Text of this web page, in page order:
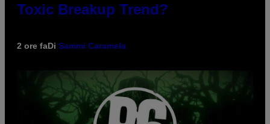
Toxic Breakup Trend?
2 ore faDi Sammi Caramela